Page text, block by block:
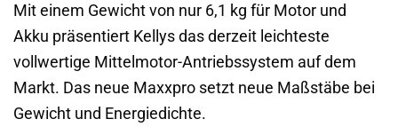
Mit einem Gewicht von nur 6,1 kg für Motor und
Akku präsentiert Kellys das derzeit leichteste
vollwertige Mittelmotor-Antriebssystem auf dem
Markt. Das neue Maxxpro setzt neue Maßstäbe bei
Gewicht und Energiedichte.